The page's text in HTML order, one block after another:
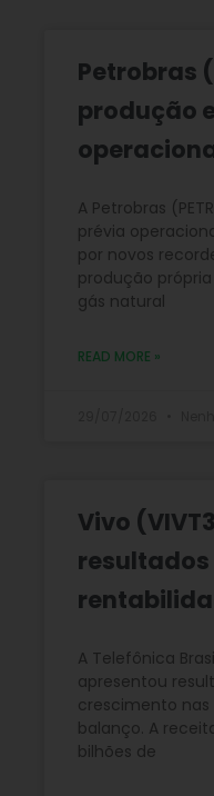
Petrobras
produção
A Petrobras
prévia
por novos
produção
gás natural
READ MORE »
Vivo
resultados
A Telefônica
apresentou
crescimento nas
balanço. A
bilhões de